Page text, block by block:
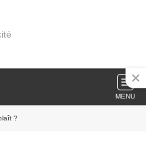
MENU
?